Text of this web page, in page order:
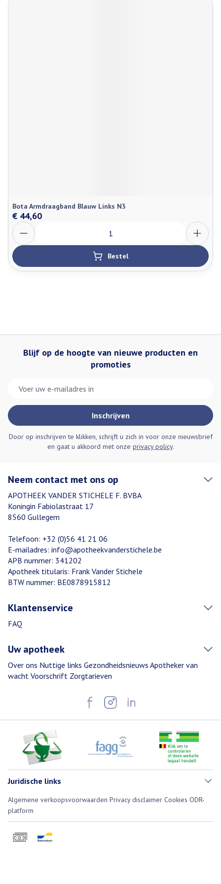
Bota Armdraagband Blauw Links N3
€ 44,60
Aantal
Bestel
Blijf op de hoogte van nieuwe producten en
promoties
Inschrijven
Door op inschrijven te klikken, schrijft u zich in voor onze nieuwsbrief
en gaat u akkoord met onze privacy policy.
Neem contact met ons op
APOTHEEK VANDER STICHELE F. BVBA
Koningin Fabiolastraat 17
8560 Gullegem
Telefoon: +32 (0)56 41 21 06
E-mailadres: info@apotheekvanderstichele.be
APB nummer: 341202
Apotheek titularis: Frank Vander Stichele
BTW nummer: BE0878915812
Klantenservice
FAQ
Uw apotheek
Over ons Nuttige links Gezondheidsnieuws Apotheker van
wacht Voorschrift Zorgtarieven
Juridische links
Algemene verkoopsvoorwaarden Privacy disclaimer Cookies ODR-
platform